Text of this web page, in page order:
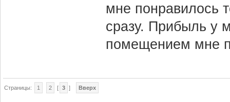
мне понравилось
сразу. Прибыль у
помещением мне
Страницы: 1 2 [ 3 ] Вверх